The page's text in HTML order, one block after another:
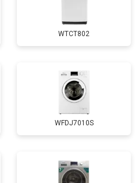
WTCT802
WFDJ7010S